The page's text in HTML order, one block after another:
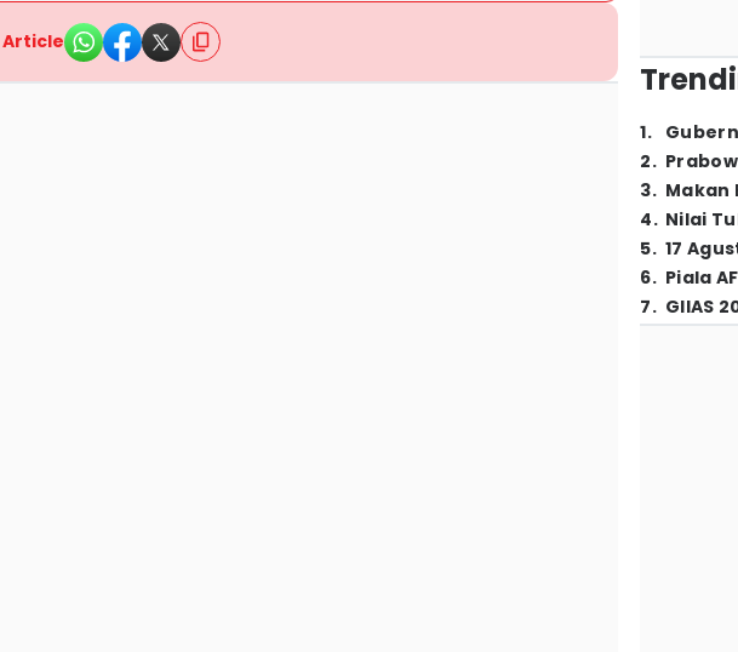
Article
1.
2.
3. Makan
4. Nilai
5. 17
6. Piala
7. GIIAS